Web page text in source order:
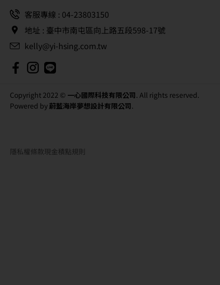
客服專線 : 04-23803150
地址 : 臺中市南屯區向上路五段598-17號
kelly@yi-hsing.com.tw
Copyright 2022 © 一心國際科技有限公司. All rights reserved.
Powered by 蔚藍海岸夢想設計有限公司.
隱私權條款現金積點規則